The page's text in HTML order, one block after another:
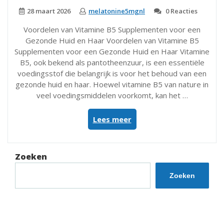
28 maart 2026 melatonine5mgnl 0 Reacties
Voordelen van Vitamine B5 Supplementen voor een
Gezonde Huid en Haar Voordelen van Vitamine B5
Supplementen voor een Gezonde Huid en Haar Vitamine
B5, ook bekend als pantotheenzuur, is een essentiële
voedingsstof die belangrijk is voor het behoud van een
gezonde huid en haar. Hoewel vitamine B5 van nature in
veel voedingsmiddelen voorkomt, kan het …
Lees meer“Ontdek
de
Voordelen
Vitamine
Zoeken
Zoeken